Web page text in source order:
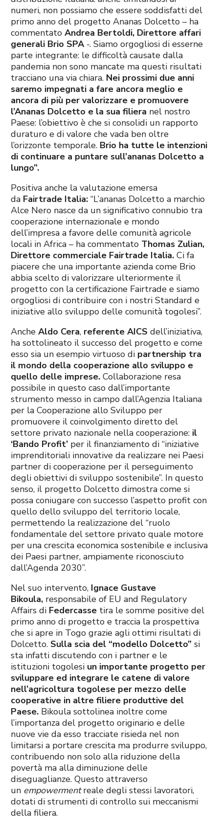
numeri, non possiamo che essere soddisfatti del
primo anno del progetto Ananas Dolcetto – ha
commentatoAndrea Bertoldi, Direttore affari
generali Brio SPA-. Siamo orgogliosi di esserne
parte integrante: le difficoltà causate dalla
pandemia non sono mancate ma questi risultati
tracciano una via chiara. Nei prossimi due anni
saremo impegnati a fare ancora meglio e
ancora di più per valorizzare e promuovere
l’Ananas Dolcetto e la sua filiera nel nostro
Paese: l’obiettivo è che si consolidi un rapporto
duraturo e di valore che vada ben oltre
l’orizzonte temporale. Brio ha tutte le intenzioni
di continuare a puntare sull’ananas Dolcetto a
lungo”.
Positiva anche la valutazione emersa
da Fairtrade Italia: “L’ananas Dolcetto a marchio
Alce Nero nasce da un significativo connubio tra
cooperazione internazionale e mondo
dell’impresa a favore delle comunità agricole
locali in Africa – ha commentato Thomas Zulian,
Direttore commerciale Fairtrade Italia. Ci fa
piacere che una importante azienda come Brio
abbia scelto di valorizzare ulteriormente il
progetto con la certificazione Fairtrade e siamo
orgogliosi di contribuire con i nostri Standard e
iniziative allo sviluppo delle comunità togolesi”.
Anche Aldo Cera, referente AICS dell’iniziativa,
ha sottolineato il successo del progetto e come
esso sia un esempio virtuoso di partnership tra
il mondo della cooperazione allo sviluppo e
quello delle imprese. Collaborazione resa
possibile in questo caso dall’importante
strumento messo in campo dall’Agenzia Italiana
per la Cooperazione allo Sviluppo per
promuovere il coinvolgimento diretto del
settore privato nazionale nella cooperazione: il
‘Bando Profit’ per il finanziamento di “iniziative
imprenditoriali innovative da realizzare nei Paesi
partner di cooperazione per il perseguimento
degli obiettivi di sviluppo sostenibile”. In questo
senso, il progetto Dolcetto dimostra come si
possa coniugare con successo l’aspetto profit con
quello dello sviluppo del territorio locale,
permettendo la realizzazione del “ruolo
fondamentale del settore privato quale motore
per una crescita economica sostenibile e inclusiva
dei Paesi partner, ampiamente riconosciuto
dall’Agenda 2030”.
Nel suo intervento, Ignace Gustave
Bikoula, responsabile of EU and Regulatory
Affairs di Federcasse tira le somme positive del
primo anno di progetto e traccia la prospettiva
che si apre in Togo grazie agli ottimi risultati di
Dolcetto. Sulla scia del “modello Dolcetto”si
sta infatti discutendo con i partner e le
istituzioni togolesi un importante progetto per
sviluppare ed integrare le catene di valore
nell’agricoltura togolese per mezzo delle
cooperative in altre filiere produttive del
Paese. Bikoula sottolinea inoltre come
l’importanza del progetto originario e delle
nuove vie da esso tracciate risieda nel non
limitarsi a portare crescita ma produrre sviluppo,
contribuendo non solo alla riduzione della
povertà ma alla diminuzione delle
diseguaglianze. Questo attraverso
un empowermentreale degli stessi lavoratori,
dotati di strumenti di controllo sui meccanismi
della filiera.